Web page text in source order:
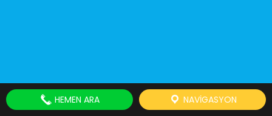
HEMEN ARA NAVIGASYON